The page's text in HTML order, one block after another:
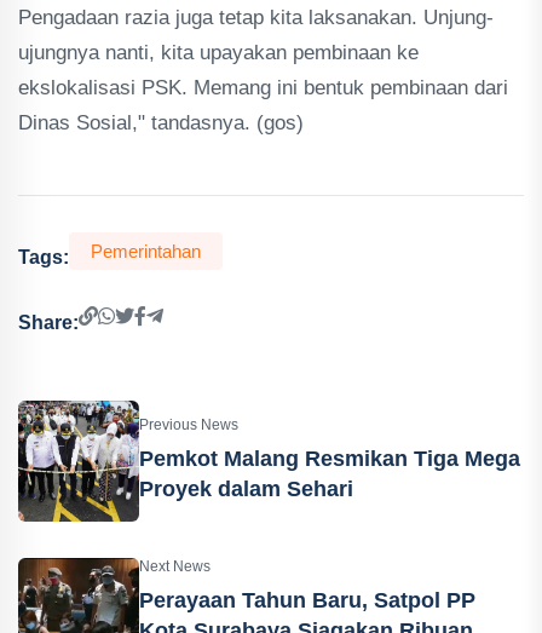
Pengadaan razia juga tetap kita laksanakan. Unjung-
ujungnya nanti, kita upayakan pembinaan ke
ekslokalisasi PSK. Memang ini bentuk pembinaan dari
Dinas Sosial," tandasnya. (gos)
Tags: Pemerintahan
Share:
Previous News
Pemkot Malang Resmikan Tiga Mega
Proyek dalam Sehari
Next News
Perayaan Tahun Baru, Satpol PP